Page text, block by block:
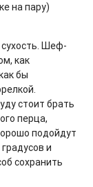
на пару)
сухость. Шеф-
как
бы
стоит брать
перца,
подойдут
и
сохранить